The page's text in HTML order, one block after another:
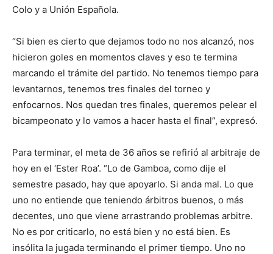
Colo y a Unión Española.
“Si bien es cierto que dejamos todo no nos alcanzó, nos
hicieron goles en momentos claves y eso te termina
marcando el trámite del partido. No tenemos tiempo para
levantarnos, tenemos tres finales del torneo y
enfocarnos. Nos quedan tres finales, queremos pelear el
bicampeonato y lo vamos a hacer hasta el final”, expresó.
Para terminar, el meta de 36 años se refirió al arbitraje de
hoy en el ‘Ester Roa’. “Lo de Gamboa, como dije el
semestre pasado, hay que apoyarlo. Si anda mal. Lo que
uno no entiende que teniendo árbitros buenos, o más
decentes, uno que viene arrastrando problemas arbitre.
No es por criticarlo, no está bien y no está bien. Es
insólita la jugada terminando el primer tiempo. Uno no